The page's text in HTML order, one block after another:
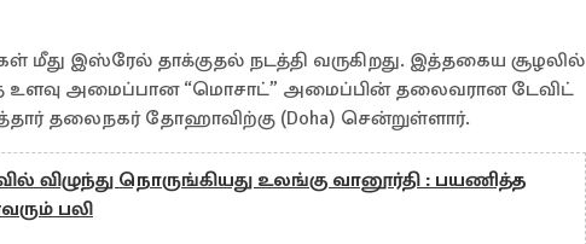
மீது இஸ்ரேல் தாக்குதல் நடத்தி வருகிறது. இத்தகைய சூழலில்
உளவு அமைப்பான “மொசாட்” அமைப்பின் தலைவரான டேவிட்
கத்தார் தலைநகர் தோஹாவிற்கு (Doha) சென்றுள்ளார்.
விழுந்து நொருங்கியது உலங்கு வானூர்தி : பயணித்த
பலி